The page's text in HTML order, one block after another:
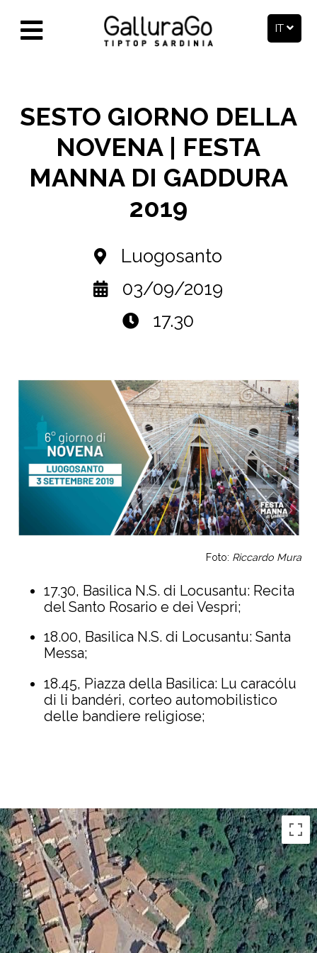
IT
SESTO GIORNO DELLA
NOVENA | FESTA
MANNA DI GADDURA
2019
Luogosanto
03/09/2019
17.30
Foto: Riccardo Mura
17.30, Basilica N.S. di Locusantu: Recita
del Santo Rosario e dei Vespri;
18.00, Basilica N.S. di Locusantu: Santa
Messa;
18.45, Piazza della Basilica: Lu caracólu
di li bandéri, corteo automobilistico
delle bandiere religiose;